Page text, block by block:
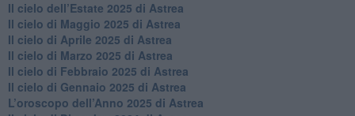
Il cielo dell’Estate 2025 di Astrea
​Il cielo di Maggio 2025 di Astrea
​Il cielo di Aprile 2025 di Astrea
Il cielo di Marzo 2025 di Astrea
​Il cielo di Febbraio 2025 di Astrea
Il cielo di Gennaio 2025 di Astrea
​L’oroscopo dell’Anno 2025 di Astrea